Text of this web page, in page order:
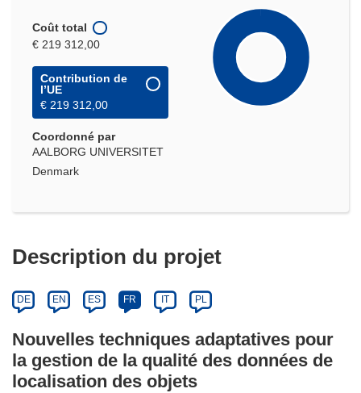
Coût total
€ 219 312,00
Contribution de
l’UE
€ 219 312,00
Coordonné par
AALBORG UNIVERSITET
Denmark
Description du projet
DE EN ES FR IT PL
Nouvelles techniques adaptatives pour
la gestion de la qualité des données de
localisation des objets